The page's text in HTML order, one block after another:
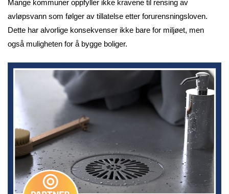
Mange kommuner oppfyller ikke kravene til rensing av
avløpsvann som følger av tillatelse etter forurensningsloven.
Dette har alvorlige konsekvenser ikke bare for miljøet, men
også muligheten for å bygge boliger.